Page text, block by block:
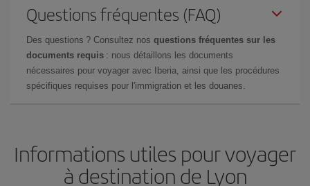
Questions fréquentes (FAQ)
Des questions ? Consultez nos questions fréquentes sur les
documents requis : nous détaillons les documents
nécessaires pour voyager avec Iberia, ainsi que les procédures
spécifiques requises pour l'immigration et les douanes.
Informations utiles pour voyager
à destination de Lyon